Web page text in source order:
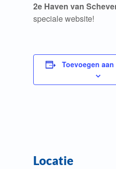
2e Haven van
speciale website!
Toevoegen
Locatie